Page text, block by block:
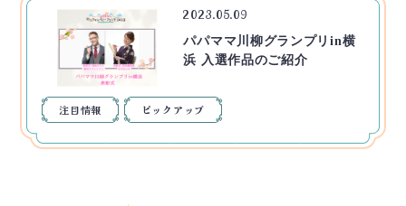
2023.05.09
パパママ川柳グランプリin横
浜 入選作品のご紹介
注目情報 ピックアップ